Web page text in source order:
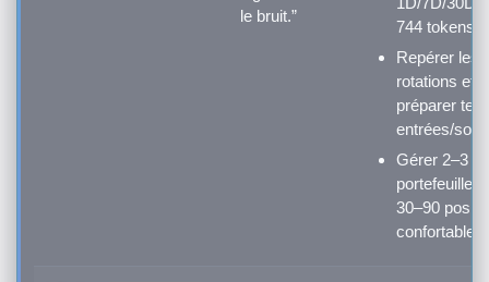
le bruit.”
744 tokens
Repérer les
rotations et
préparer tes
entrées/
Gérer 2–3
portefeuilles,
30–90